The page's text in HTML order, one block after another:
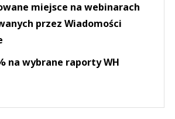
miejsce na webinarach
przez Wiadomości
na wybrane raporty WH